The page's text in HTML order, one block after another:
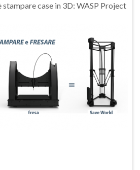
case in 3D: WASP Project